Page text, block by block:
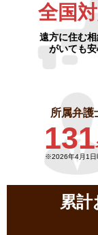
全国
遠方に住む相
がいても
所属弁護
131
※2026年4月1日
累